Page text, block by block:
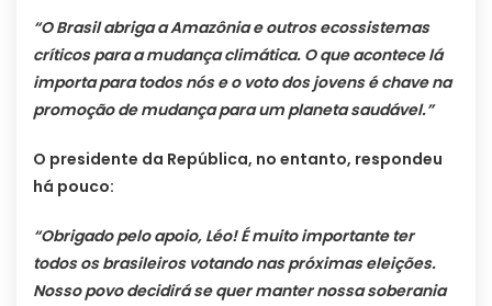
“O Brasil abriga a Amazônia e outros ecossistemas
críticos para a mudança climática. O que acontece lá
importa para todos nós e o voto dos jovens é chave na
promoção de mudança para um planeta saudável.”
O presidente da República, no entanto, respondeu
há pouco:
“Obrigado pelo apoio, Léo! É muito importante ter
todos os brasileiros votando nas próximas eleições.
Nosso povo decidirá se quer manter nossa soberania